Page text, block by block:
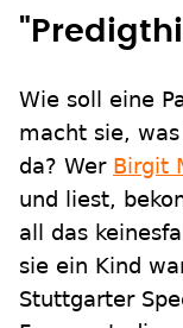
Wie soll eine
macht sie,
da? Wer Birgit
und liest,
all das
sie ein Kind
Stuttgarter